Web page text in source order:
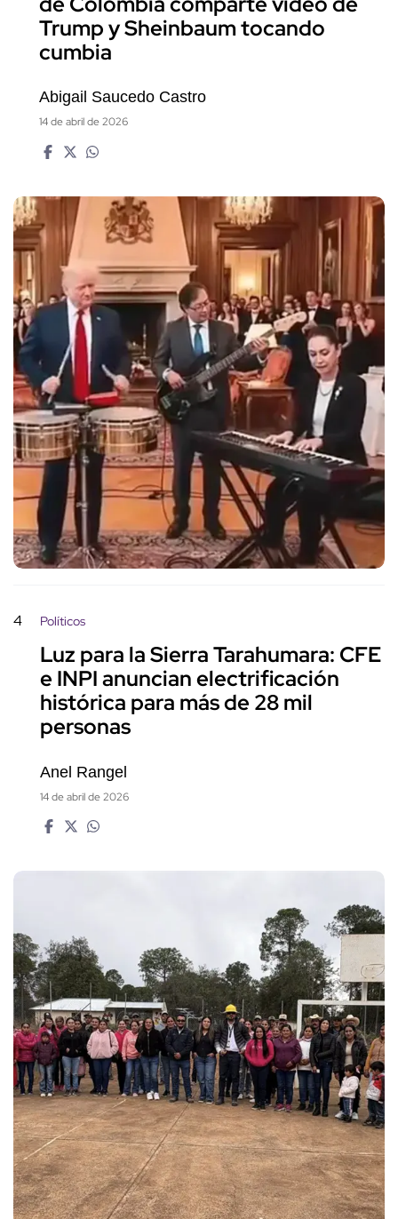
Trump y Sheinbaum tocando
cumbia
Abigail Saucedo Castro
14 de abril de 2026
4 Políticos
Luz para la Sierra Tarahumara: CFE
e INPI anuncian electrificación
histórica para más de 28 mil
personas
Anel Rangel
14 de abril de 2026